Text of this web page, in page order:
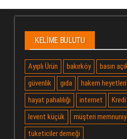
KELIME BULUTU
Ayıplı Ürün bakırköy basın
güvenlik
gıda hakem heyetleri
hayat pahalılığı
internet
levent küçük
müşteri
tüketiciler derneği